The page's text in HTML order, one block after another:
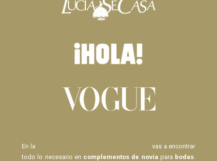
En la
vas a encontrar
todo lo necesario en complementos de novia para bodas.